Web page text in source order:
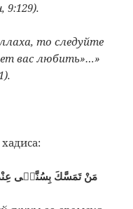
9:129).
то следуйте
вас любить»…»